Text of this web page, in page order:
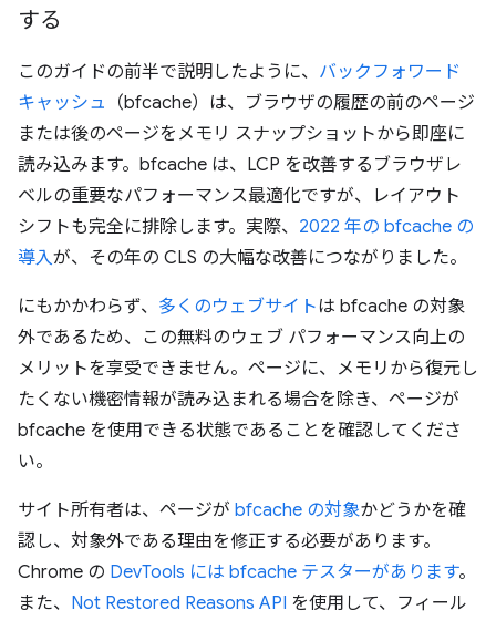
する
このガイドの前半で説明したように、 バックフォワード
キャッシュ （bfcache）は、ブラウザの履歴の前のページ
または後のページをメモリ スナップショットから即座に
読み込みます。bfcache は、LCP を改善するブラウザレ
ベルの重要なパフォーマンス最適化ですが、レイアウト
シフトも完全に排除します。実際、 2022 年の bfcache の
導入が、その年の CLS の大幅な改善につながりました。
にもかかわらず、 多くのウェブサイトは bfcache の対象
外であるため、この無料のウェブ パフォーマンス向上の
メリットを享受できません。ページに、メモリから復元し
たくない機密情報が読み込まれる場合を除き、ページが
bfcache を使用できる状態であることを確認してくださ
い。
サイト所有者は、ページが bfcache の対象かどうかを確
認し、対象外である理由を修正する必要があります。
Chrome の DevTools には bfcache テスターがあります。
また、 Not Restored Reasons API を使用して、フィール